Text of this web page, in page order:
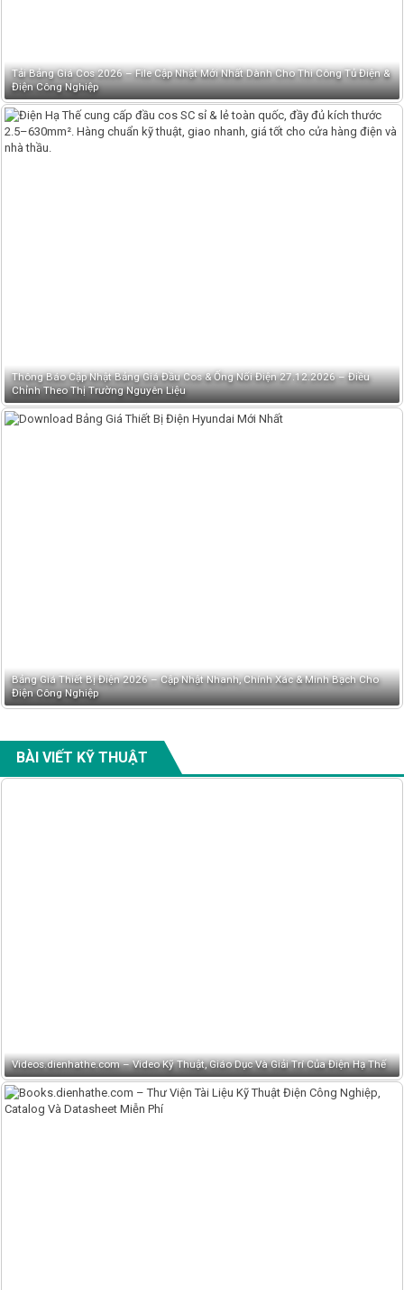
Tải Bảng Giá Cos 2026 – File Cập Nhật Mới Nhất Dành Cho Thi Công Tủ Điện &
Điện Công Nghiệp
Thông Báo Cập Nhật Bảng Giá Đầu Cos & Ống Nối Điện 27.12.2026 – Điều
Chỉnh Theo Thị Trường Nguyên Liệu
Bảng Giá Thiết Bị Điện 2026 – Cập Nhật Nhanh, Chính Xác & Minh Bạch Cho
Điện Công Nghiệp
BÀI VIẾT KỸ THUẬT
Videos.dienhathe.com – Video Kỹ Thuật, Giáo Dục Và Giải Trí Của Điện Hạ Thế